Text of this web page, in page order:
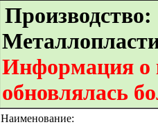
Производство:
Информация о
обновлялась
Наименование: